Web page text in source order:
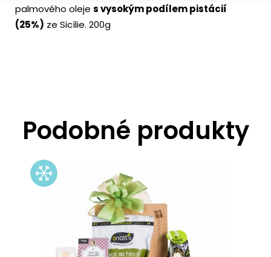
palmového oleje s vysokým podílem pistácií
(25%) ze Sicílie. 200g
Podobné produkty